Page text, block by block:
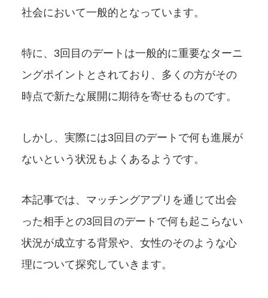
社会において一般的となっています。
特に、3回目のデートは一般的に重要なターニ
ングポイントとされており、多くの方がその
時点で新たな展開に期待を寄せるものです。
しかし、実際には3回目のデートで何も進展が
ないという状況もよくあるようです。
本記事では、マッチングアプリを通じて出会
った相手との3回目のデートで何も起こらない
状況が成立する背景や、女性のそのような心
理について探究していきます。